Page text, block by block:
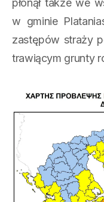
płonął także we
w gminie
zastępów straży
trawiącym grunty